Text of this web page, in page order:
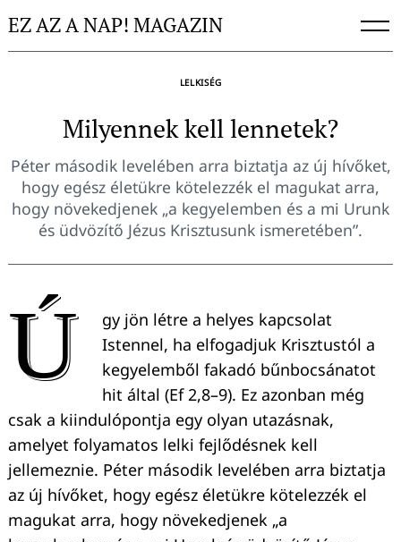
toEZ AZ A NAP! MAGAZIN
LELKISÉG
Milyennek kell lennetek?
Péter második levelében arra biztatja az új hívőket,
hogy egész életükre kötelezzék el magukat arra,
hogy növekedjenek „a kegyelemben és a mi Urunk
és üdvözítő Jézus Krisztusunk ismeretében”.
Ú
gy jön létre a helyes kapcsolat
Istennel, ha elfogadjuk Krisztustól a
kegyelemből fakadó bűnbocsánatot
hit által (Ef 2,8–9). Ez azonban még
csak a kiindulópontja egy olyan utazásnak,
amelyet folyamatos lelki fejlődésnek kell
jellemeznie. Péter második levelében arra biztatja
az új hívőket, hogy egész életükre kötelezzék el
magukat arra, hogy növekedjenek „a